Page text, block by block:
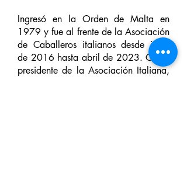
Ingresó en la Orden de Malta en
1979 y fue al frente de la Asociación
de Caballeros italianos desde junio
de 2016 hasta abril de 2023. Como
presidente de la Asociación Italiana,